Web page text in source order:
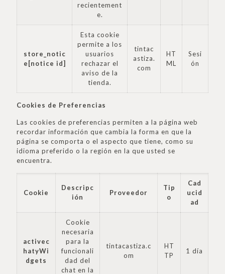
recientement
e.
store_notic
e[notice id]
Esta cookie
permite a los
usuarios
rechazar el
aviso de la
tienda.
tintac
astiza.
com
HT
ML
Sesi
ón
Cookies de Preferencias
Las cookies de preferencias permiten a la página web
recordar información que cambia la forma en que la
página se comporta o el aspecto que tiene, como su
idioma preferido o la región en la que usted se
encuentra.
Cookie
Descripc
ión
Proveedor
Tip
o
Cad
ucid
ad
activec
hatyWi
dgets
Cookie
necesaria
para la
funcionali
dad del
chat en la
tintacastiza.c
om
HT
TP
1 día